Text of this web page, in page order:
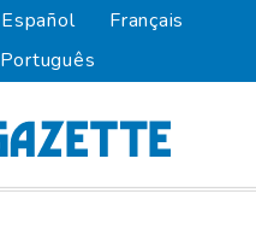
Español
Français
Português